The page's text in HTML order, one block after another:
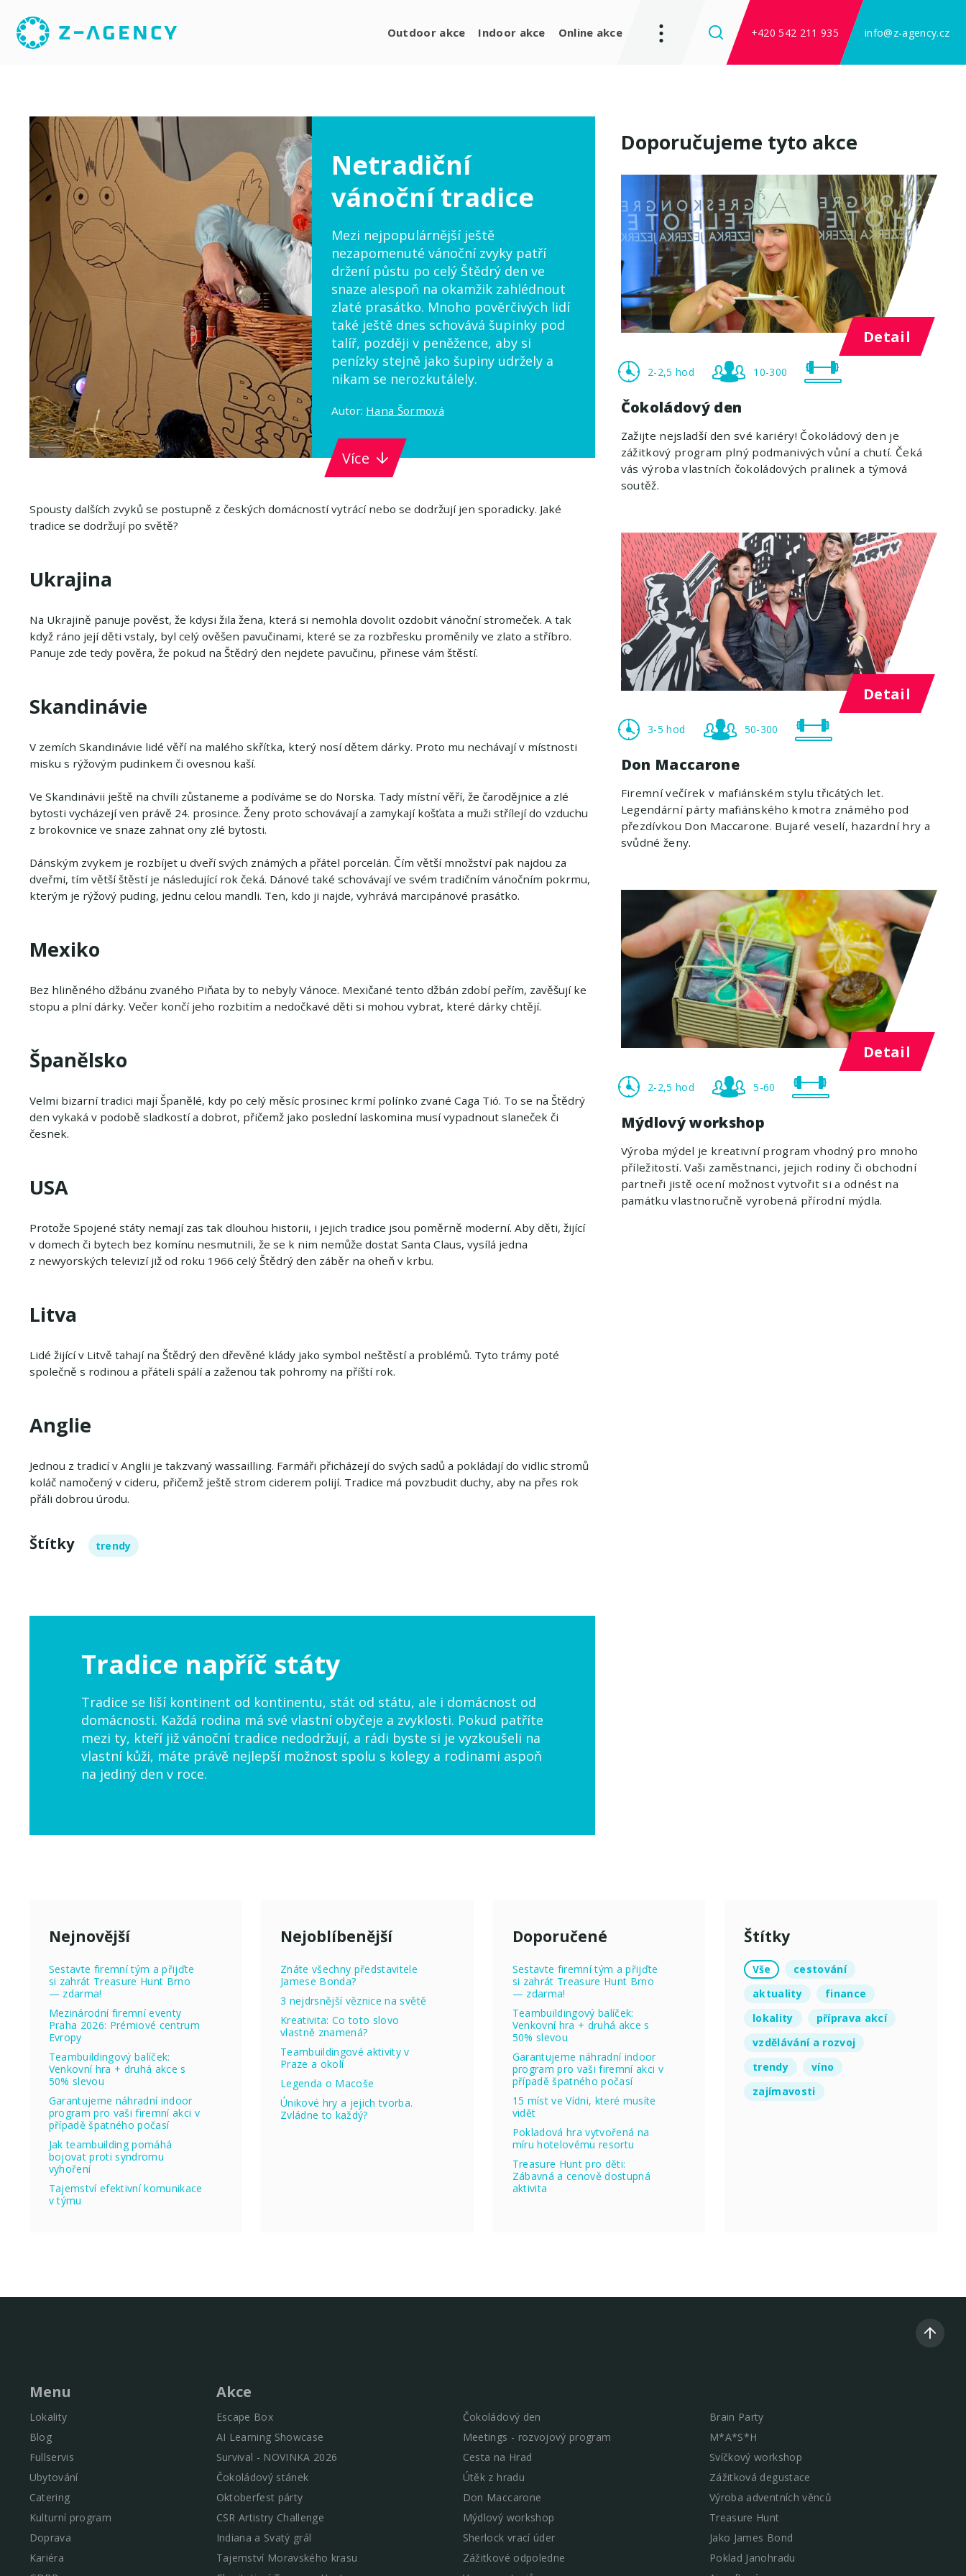
Outdoor akce Indoor akce Online akce +420 542 211 935 info@z-agency.cz
Netradiční
vánoční tradice
Mezi nejpopulárnější ještě
nezapomenuté vánoční zvyky patří
držení půstu po celý Štědrý den ve
snaze alespoň na okamžik zahlédnout
zlaté prasátko. Mnoho pověrčivých lidí
také ještě dnes schovává šupinky pod
talíř, později v peněžence, aby si
penízky stejně jako šupiny udržely a
nikam se nerozkutálely.
Autor: Hana Šormová
Více
Spousty dalších zvyků se postupně z českých domácností vytrácí nebo se dodržují jen sporadicky. Jaké
tradice se dodržují po světě?
Ukrajina
Na Ukrajině panuje pověst, že kdysi žila žena, která si nemohla dovolit ozdobit vánoční stromeček. A tak
když ráno její děti vstaly, byl celý ověšen pavučinami, které se za rozbřesku proměnily ve zlato a stříbro.
Panuje zde tedy pověra, že pokud na Štědrý den nejdete pavučinu, přinese vám štěstí.
Skandinávie
V zemích Skandinávie lidé věří na malého skřítka, který nosí dětem dárky. Proto mu nechávají v místnosti
misku s rýžovým pudinkem či ovesnou kaší.
Ve Skandinávii ještě na chvíli zůstaneme a podíváme se do Norska. Tady místní věří, že čarodějnice a zlé
bytosti vycházejí ven právě 24. prosince. Ženy proto schovávají a zamykají košťata a muži střílejí do vzduchu
z brokovnice ve snaze zahnat ony zlé bytosti.
Dánským zvykem je rozbíjet u dveří svých známých a přátel porcelán. Čím větší množství pak najdou za
dveřmi, tím větší štěstí je následující rok čeká. Dánové také schovávají ve svém tradičním vánočním pokrmu,
kterým je rýžový puding, jednu celou mandli. Ten, kdo ji najde, vyhrává marcipánové prasátko.
Mexiko
Bez hliněného džbánu zvaného Piňata by to nebyly Vánoce. Mexičané tento džbán zdobí peřím, zavěšují ke
stopu a plní dárky. Večer končí jeho rozbitím a nedočkavé děti si mohou vybrat, které dárky chtějí.
Španělsko
Velmi bizarní tradici mají Španělé, kdy po celý měsíc prosinec krmí polínko zvané Caga Tió. To se na Štědrý
den vykaká v podobě sladkostí a dobrot, přičemž jako poslední laskomina musí vypadnout slaneček či
česnek.
USA
Protože Spojené státy nemají zas tak dlouhou historii, i jejich tradice jsou poměrně moderní. Aby děti, žijící
v domech či bytech bez komínu nesmutnili, že se k nim nemůže dostat Santa Claus, vysílá jedna
z newyorských televizí již od roku 1966 celý Štědrý den záběr na oheň v krbu.
Litva
Lidé žijící v Litvě tahají na Štědrý den dřevěné klády jako symbol neštěstí a problémů. Tyto trámy poté
společně s rodinou a přáteli spálí a zaženou tak pohromy na příští rok.
Anglie
Jednou z tradicí v Anglii je takzvaný wassailling. Farmáři přicházejí do svých sadů a pokládají do vidlic stromů
koláč namočený v cideru, přičemž ještě strom ciderem polijí. Tradice má povzbudit duchy, aby na přes rok
přáli dobrou úrodu.
Štítky trendy
Tradice napříč státy
Tradice se liší kontinent od kontinentu, stát od státu, ale i domácnost od
domácnosti. Každá rodina má své vlastní obyčeje a zvyklosti. Pokud patříte
mezi ty, kteří již vánoční tradice nedodržují, a rádi byste si je vyzkoušeli na
vlastní kůži, máte právě nejlepší možnost spolu s kolegy a rodinami aspoň
na jediný den v roce.
Doporučujeme tyto akce
Detail
2-2,5 hod 10-300
Čokoládový den
Zažijte nejsladší den své kariéry! Čokoládový den je
zážitkový program plný podmanivých vůní a chutí. Čeká
vás výroba vlastních čokoládových pralinek a týmová
soutěž.
Detail
3-5 hod 50-300
Don Maccarone
Firemní večírek v mafiánském stylu třicátých let.
Legendární párty mafiánského kmotra známého pod
přezdívkou Don Maccarone. Bujaré veselí, hazardní hry a
svůdné ženy.
Detail
2-2,5 hod 5-60
Mýdlový workshop
Výroba mýdel je kreativní program vhodný pro mnoho
příležitostí. Vaši zaměstnanci, jejich rodiny či obchodní
partneři jistě ocení možnost vytvořit si a odnést na
památku vlastnoručně vyrobená přírodní mýdla.
Nejnovější
Sestavte firemní tým a přijďte
si zahrát Treasure Hunt Brno
— zdarma!
Mezinárodní firemní eventy
Praha 2026: Prémiové centrum
Evropy
Teambuildingový balíček:
Venkovní hra + druhá akce s
50% slevou
Garantujeme náhradní indoor
program pro vaši firemní akci v
případě špatného počasí
Jak teambuilding pomáhá
bojovat proti syndromu
vyhoření
Tajemství efektivní komunikace
v týmu
Nejoblíbenější
Znáte všechny představitele
Jamese Bonda?
3 nejdrsnější věznice na světě
Kreativita: Co toto slovo
vlastně znamená?
Teambuildingové aktivity v
Praze a okolí
Legenda o Macoše
Únikové hry a jejich tvorba.
Zvládne to každý?
Doporučené
Sestavte firemní tým a přijďte
si zahrát Treasure Hunt Brno
— zdarma!
Teambuildingový balíček:
Venkovní hra + druhá akce s
50% slevou
Garantujeme náhradní indoor
program pro vaši firemní akci v
případě špatného počasí
15 míst ve Vídni, které musíte
vidět
Pokladová hra vytvořená na
míru hotelovému resortu
Treasure Hunt pro děti:
Zábavná a cenově dostupná
aktivita
Štítky
Vše
cestování
aktuality
finance
lokality
příprava akcí
vzdělávání a rozvoj
trendy
víno
zajímavosti
Menu
Lokality
Blog
Fullservis
Ubytování
Catering
Kulturní program
Doprava
Kariéra
Akce
Escape Box Čokoládový den
Brain Party
AI Learning Showcase
Meetings - rozvojový program
M*A*S*H
Survival - NOVINKA 2026
Cesta na Hrad
Svíčkový workshop
Čokoládový stánek
Útěk z hradu
Zážitková degustace
Oktoberfest párty
Don Maccarone
Výroba adventních věnců
CSR Artistry Challenge
Mýdlový workshop
Treasure Hunt
Indiana a Svatý grál
Sherlock vrací úder
Jako James Bond
Tajemství Moravského krasu
Zážitkové odpoledne
Poklad Janohradu